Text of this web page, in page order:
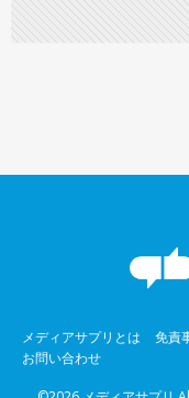
メディアサプリとは 免責
お問い合わせ